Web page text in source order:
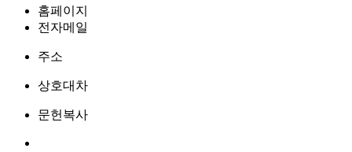
홈페이지
전자메일
주소
상호대차
문헌복사